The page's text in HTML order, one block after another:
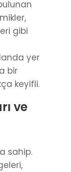
gibi
yer
bir
keyifli.
ve
sahip.